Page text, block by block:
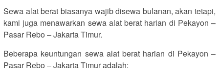
Sewa alat berat biasanya wajib disewa bulanan, akan tetapi,
kami juga menawarkan sewa alat berat harian di Pekayon –
Pasar Rebo – Jakarta Timur.
Beberapa keuntungan sewa alat berat harian di Pekayon –
Pasar Rebo – Jakarta Timur adalah: